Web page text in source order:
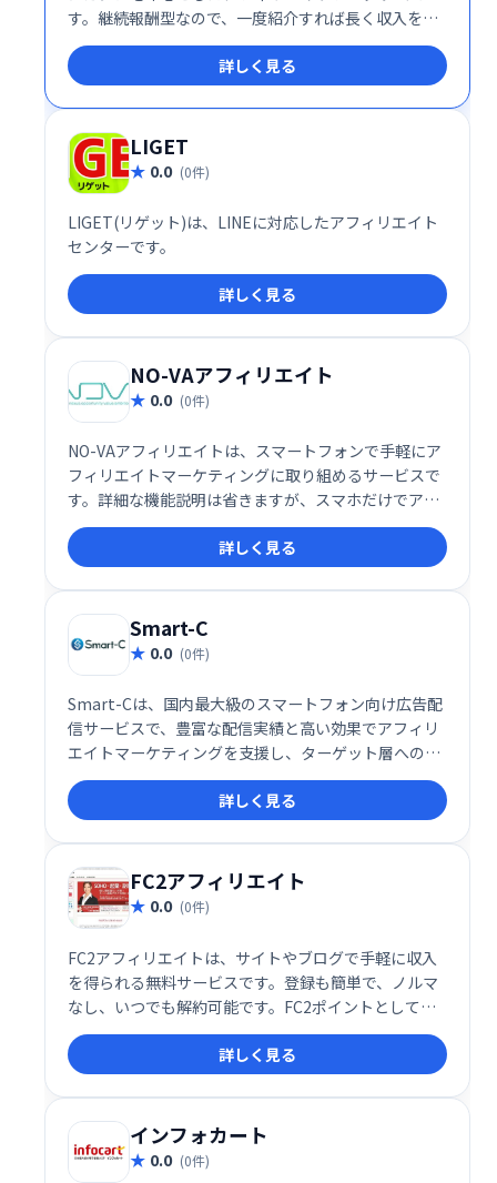
す。継続報酬型なので、一度紹介すれば長く収入を得
ることが可能です。Web収入を得たい方におすすめ
の、安定した収益モデルを提供します。
詳しく見る
LIGET
0.0 (0件)
LIGET(リゲット)は、LINEに対応したアフィリエイト
センターです。
詳しく見る
NO-VAアフィリエイト
0.0 (0件)
NO-VAアフィリエイトは、スマートフォンで手軽にア
フィリエイトマーケティングに取り組めるサービスで
す。詳細な機能説明は省きますが、スマホだけでアフ
ィリエイトを始めたい方におすすめです。
詳しく見る
Smart-C
0.0 (0件)
Smart-Cは、国内最大級のスマートフォン向け広告配
信サービスで、豊富な配信実績と高い効果でアフィリ
エイトマーケティングを支援し、ターゲット層への的
確な広告配信で売上向上を実現します。
詳しく見る
FC2アフィリエイト
0.0 (0件)
FC2アフィリエイトは、サイトやブログで手軽に収入
を得られる無料サービスです。登録も簡単で、ノルマ
なし、いつでも解約可能です。FC2ポイントとして利
用でき、高い還元率が魅力。アダルト広告の取り扱い
もあります。気軽に始められるアフィリエイトプログ
ラムをお探しの方に最適です。
詳しく見る
インフォカート
0.0 (0件)